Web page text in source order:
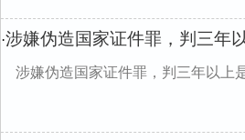
·涉嫌伪造国家证件罪，判三年
涉嫌伪造国家证件罪，判三年以上